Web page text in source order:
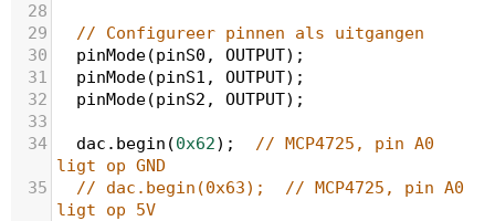
28
29
// Configureer pinnen als uitgangen
30
pinMode(pinS0 , OUTPUT);
31
pinMode(pinS1 , OUTPUT);
32
pinMode(pinS2 , OUTPUT);
33
34
dac . begin (0x62); // MCP4725, pin A0
ligt op GND
35
// dac.begin(0x63);  // MCP4725, pin A0
ligt op 5V